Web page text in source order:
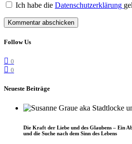
Ich habe die Datenschutzerklärung
Follow Us
0
0
Neueste Beiträge
Die Kraft der Liebe und des Glaubens – Ein
und die Suche nach dem Sinn des Lebens